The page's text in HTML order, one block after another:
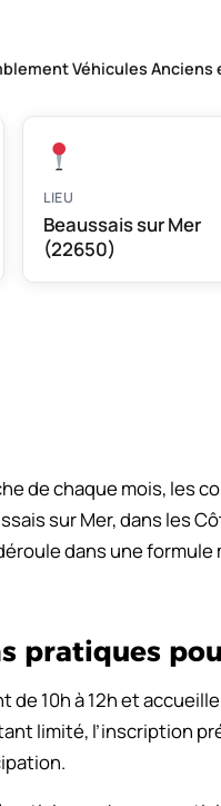
Véhicules Anciens
LIEU
Beaussais sur Mer
(22650)
de chaque mois, les
sur Mer, dans les
dans une
pratiques
de 10h à 12h et accueille
limité, l’inscription